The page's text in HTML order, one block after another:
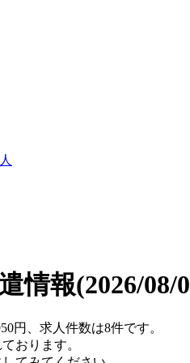
情報(2026/08/
円、求人件数は8件です。
おります。